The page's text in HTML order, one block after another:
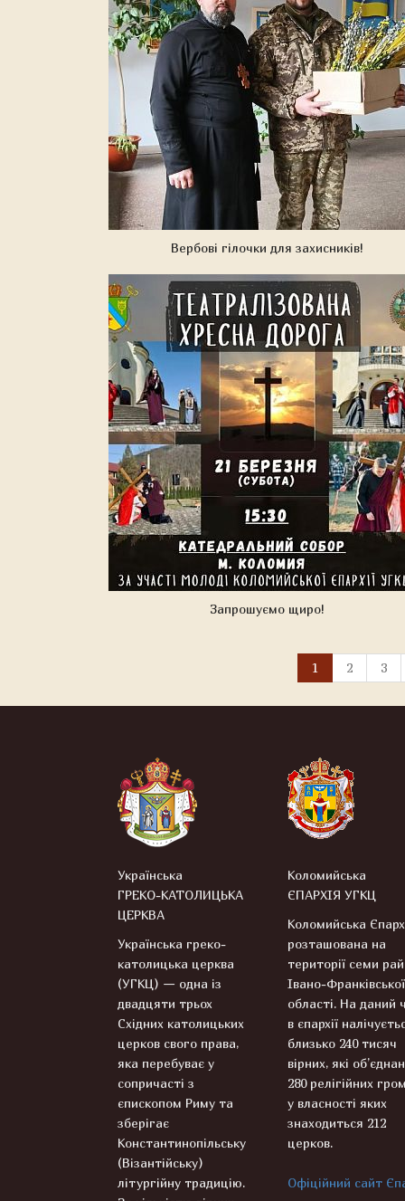
Вербові гілочки для захисників!
Запрошуємо щиро!
1 2 3
Українська
ГРЕКО-КАТОЛИЦЬКА
ЦЕРКВА
Українська греко-
католицька церква
(УГКЦ) — одна із
двадцяти трьох
Східних католицьких
церков свого права,
яка перебуває у
сопричасті з
єпископом Риму та
зберігає
Константинопільську
(Візантійську)
літургійну традицію.
Коломийська
ЄПАРХІЯ УГКЦ
Коломийська
розташована на
території семи
Івано-Франківської
області. На даний
в єпархії
близько 240 тисяч
вірних, які
280 релігійних
у власності яких
знаходиться 212
церков.
Офіційний сайт